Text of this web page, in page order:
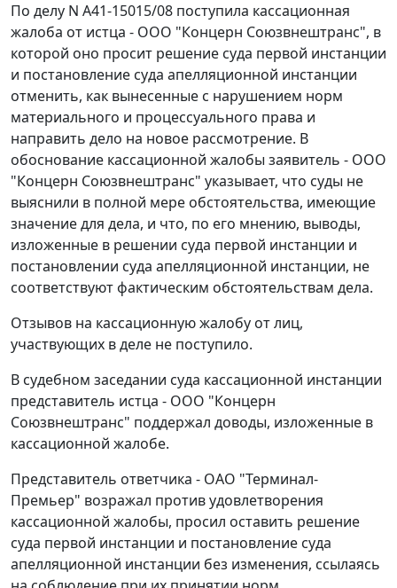
По делу N А41-15015/08 поступила кассационная
жалоба от истца - ООО "Концерн Союзвнештранс", в
которой оно просит решение суда первой инстанции
и постановление суда апелляционной инстанции
отменить, как вынесенные с нарушением норм
материального и процессуального права и
направить дело на новое рассмотрение. В
обоснование кассационной жалобы заявитель - ООО
"Концерн Союзвнештранс" указывает, что суды не
выяснили в полной мере обстоятельства, имеющие
значение для дела, и что, по его мнению, выводы,
изложенные в решении суда первой инстанции и
постановлении суда апелляционной инстанции, не
соответствуют фактическим обстоятельствам дела.
Отзывов на кассационную жалобу от лиц,
участвующих в деле не поступило.
В судебном заседании суда кассационной инстанции
представитель истца - ООО "Концерн
Союзвнештранс" поддержал доводы, изложенные в
кассационной жалобе.
Представитель ответчика - ОАО "Терминал-
Премьер" возражал против удовлетворения
кассационной жалобы, просил оставить решение
суда первой инстанции и постановление суда
апелляционной инстанции без изменения, ссылаясь